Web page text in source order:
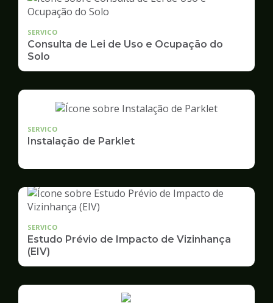
SERVICO
Consulta de Lei de Uso e Ocupação do
Solo
SERVICO
Instalação de Parklet
SERVICO
Estudo Prévio de Impacto de Vizinhança
(EIV)